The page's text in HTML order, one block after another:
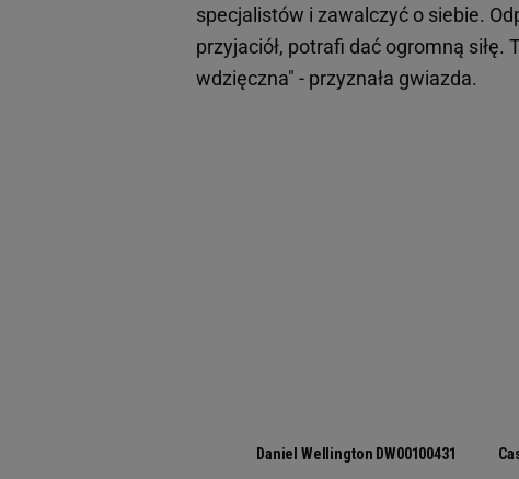
specjalistów i zawalczyć o siebie.
przyjaciół, potrafi dać ogromną
wdzięczna" - przyznała gwiazda.